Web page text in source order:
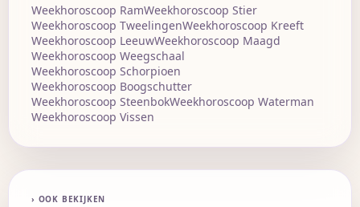
Weekhoroscoop RamWeekhoroscoop Stier
Weekhoroscoop TweelingenWeekhoroscoop Kreeft
Weekhoroscoop LeeuwWeekhoroscoop Maagd
Weekhoroscoop Weegschaal
Weekhoroscoop Schorpioen
Weekhoroscoop Boogschutter
Weekhoroscoop SteenbokWeekhoroscoop Waterman
Weekhoroscoop Vissen
› OOK BEKIJKEN